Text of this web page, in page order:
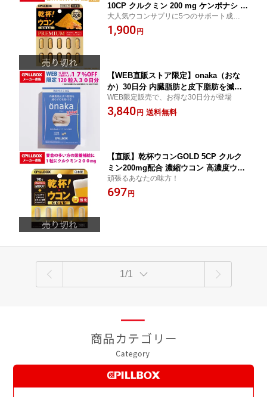
10CP クルクミン 200 mg ケンポナシ オ
ルニチン アルギニン リジン シトルリン
大人気ウコンサプリに5つのサポート成分を
配合し進化したプレミアム版
1,900 円
【WEB直販ストア限定】onaka（おな
か）30日分 内臓脂肪と皮下脂肪を減ら
すのを助ける（葛の花由来イソフラボン
による機能性）！機能性表示食品おなか
腹
WEB限定販売で、お得な30日分が登場
3,840 円 送料無料
【直販】乾杯ウコンGOLD 5CP クルク
ミン200mg配合 濃縮ウコン 高濃度ウコ
ン 濃縮エキス ビタミンB群強化 宴会 お
酒 バイオペリン
頑張るあなたの味方！
697 円
1/1